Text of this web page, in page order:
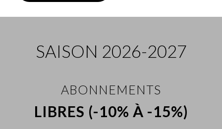
SAISON 2026-2027
ABONNEMENTS
LIBRES (-10% À -15%)